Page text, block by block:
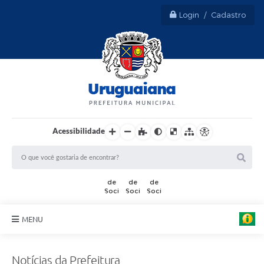
Login / Cadastro
Acessibilidade
MENU
Notícias da Prefeitura